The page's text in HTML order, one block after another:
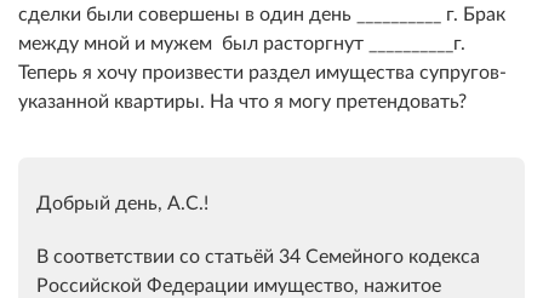
сделки были совершены в один день __________ г. Брак
между мной и мужем был расторгнут __________г.
Теперь я хочу произвести раздел имущества супругов-
указанной квартиры. На что я могу претендовать?
Добрый день, А.С.!
В соответствии со статьёй 34 Семейного кодекса
Российской Федерации имущество, нажитое